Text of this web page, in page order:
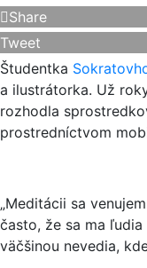
Share
Tweet
Študentka
a ilustrátorka. Už
rozhodla
prostredníctvom
„Meditácii sa
často, že sa ma
väčšinou nevedia,